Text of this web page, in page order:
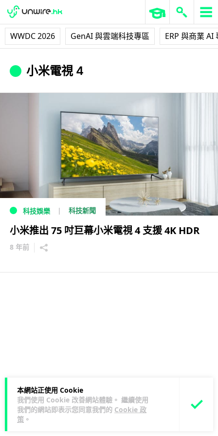
WWDC 2026 GenAI 與雲端科技專區 ERP 與商業 AI
本網站正使用 Cookie
我們使用 Cookie 改善網站體驗。 繼續使用
我們的網站即表示您同意我們的 Cookie 政
策 。
小米電視 4
科技娛樂 科技新聞
小米推出 75 吋巨幕小米電視 4 支援 4K HDR
8 年前